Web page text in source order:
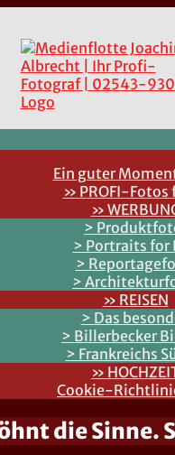
Ein guter
» PROFI-
»
>
> Portraits for
>
>
» REISEN
> Das
> Billerbecker
> Frankreichs
»
Cookie-
die Sinne.